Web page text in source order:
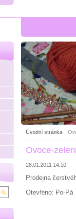
Úvodní stránka |
Ovoce-
28.01.2011 14:10
Prodejna
Otevřeno: Po-Pá